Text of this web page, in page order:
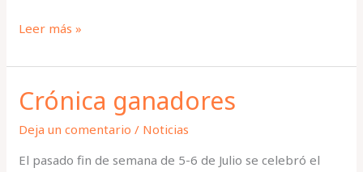
Video
evento
Leer más »
Crónica ganadores
Deja un comentario / Noticias
El pasado fin de semana de 5-6 de Julio se celebró el